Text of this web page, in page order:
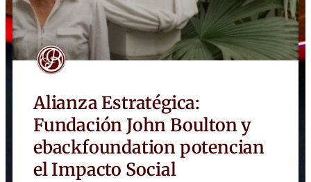
Alianza Estratégica:
Fundación John Boulton y
ebackfoundation potencian
el Impacto Social